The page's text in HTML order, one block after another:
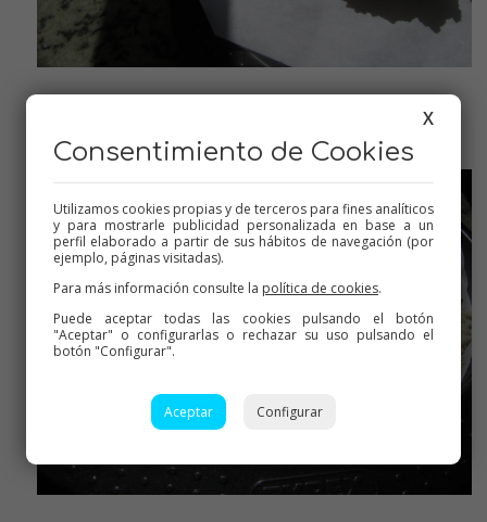
X
Consentimiento de Cookies
Utilizamos cookies propias y de terceros para fines analíticos
y para mostrarle publicidad personalizada en base a un
perfil elaborado a partir de sus hábitos de navegación (por
ejemplo, páginas visitadas).
Para más información consulte la política de cookies.
Puede aceptar todas las cookies pulsando el botón
"Aceptar" o configurarlas o rechazar su uso pulsando el
botón "Configurar".
Aceptar Configurar